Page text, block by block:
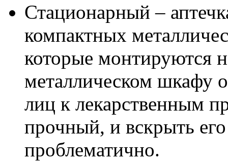
Стационарный –
компактных
которые монтируются
металлическом шкафу
лиц к лекарственным
прочный, и вскрыть
проблематично.